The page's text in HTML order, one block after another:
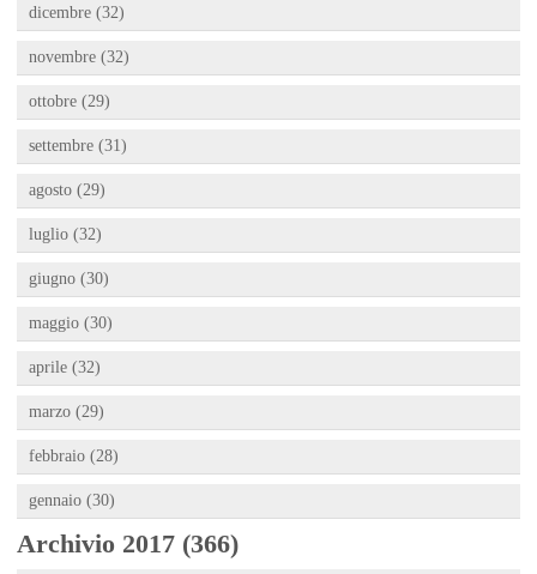
dicembre (32)
novembre (32)
ottobre (29)
settembre (31)
agosto (29)
luglio (32)
giugno (30)
maggio (30)
aprile (32)
marzo (29)
febbraio (28)
gennaio (30)
Archivio 2017 (366)